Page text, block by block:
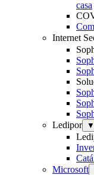
casa
Internet
Ledipor
▼
Microsoft